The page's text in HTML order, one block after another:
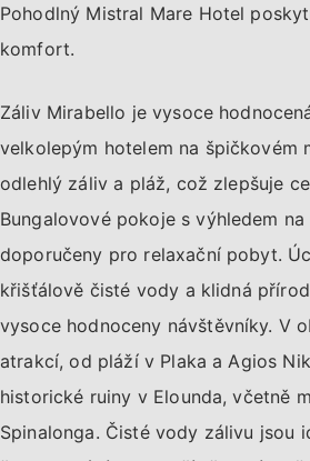
Pohodlný Mistral Mare Hotel
komfort.
Záliv Mirabello je vysoce
velkolepým hotelem na špičkovém
odlehlý záliv a pláž, což zlepšuje
Bungalovové pokoje s výhledem
doporučeny pro relaxační pobyt.
křišťálově čisté vody a klidná
vysoce hodnoceny návštěvníky. V
atrakcí, od pláží v Plaka a Agios
historické ruiny v Elounda, včetně
Spinalonga. Čisté vody zálivu jsou